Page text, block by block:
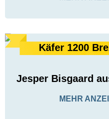
Käfer 1200
Jesper Bisgaard
MEHR